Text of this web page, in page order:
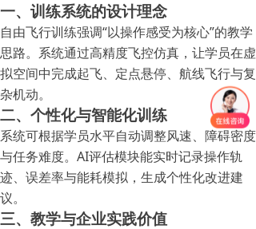
XR设备渠道商
产品展示
客户案例
方案中心
联系我们
一、训练系统的设计理念
自由飞行训练强调“以操作感受为核心”的教学
思路。系统通过高精度飞控仿真，让学员在虚
拟空间中完成起飞、定点悬停、航线飞行与复
杂机动。
二、个性化与智能化训练
系统可根据学员水平自动调整风速、障碍密度
与任务难度。AI评估模块能实时记录操作轨
迹、误差率与能耗模拟，生成个性化改进建
议。
三、教学与企业实践价值